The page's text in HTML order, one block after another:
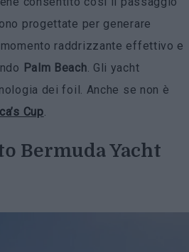
progettate per generare
raddrizzante effettivo e
Palm Beach . Gli yacht
dei foil. Anche se non è
Cup
Bermuda Yacht